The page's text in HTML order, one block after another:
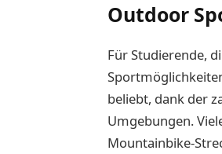
Outdoor
Für Studierende,
beliebt, dank der
Umgebungen.
Mountainbike-